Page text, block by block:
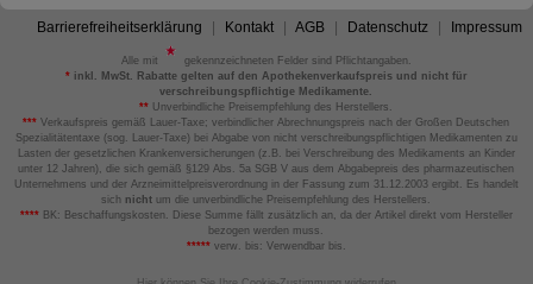
Barrierefreiheitserklärung Kontakt AGB Datenschutz Impressum
Alle mit
gekennzeichneten Felder sind Pflichtangaben.
*inkl. MwSt. Rabatte gelten auf den Apothekenverkaufspreis und nicht für
verschreibungspflichtige Medikamente.
** Unverbindliche Preisempfehlung des Herstellers.
*** Verkaufspreis gemäß Lauer-Taxe; verbindlicher Abrechnungspreis nach der Großen Deutschen
Spezialitätentaxe (sog. Lauer-Taxe) bei Abgabe von nicht verschreibungspflichtigen Medikamenten zu
Lasten der gesetzlichen Krankenversicherungen (z.B. bei Verschreibung des Medikaments an Kinder
unter 12 Jahren), die sich gemäß §129 Abs. 5a SGB V aus dem Abgabepreis des pharmazeutischen
Unternehmens und der Arzneimittelpreisverordnung in der Fassung zum 31.12.2003 ergibt. Es handelt
sich nicht um die unverbindliche Preisempfehlung des Herstellers.
****BK: Beschaffungskosten. Diese Summe fällt zusätzlich an, da der Artikel direkt vom Hersteller
bezogen werden muss.
*****verw. bis: Verwendbar bis.